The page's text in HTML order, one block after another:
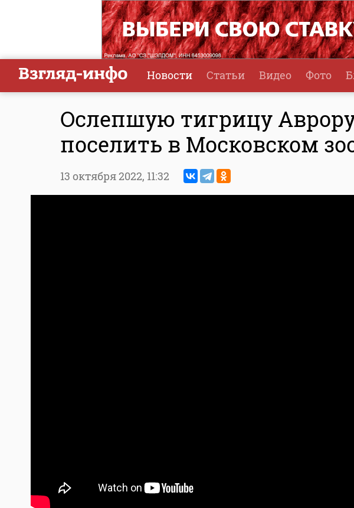
Новости Статьи Видео Фото
Ослепшую тигрицу
поселить в Московском
13 октября 2022, 11:32